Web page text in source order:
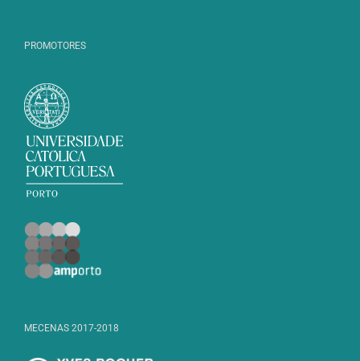
PROMOTORES
MECENAS 2017-2018